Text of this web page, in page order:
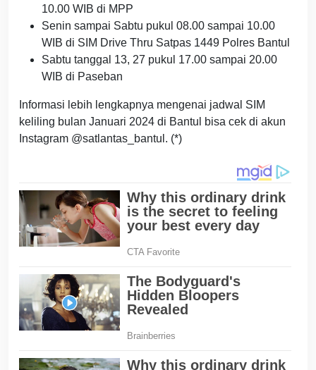
10.00 WIB di MPP
Senin sampai Sabtu pukul 08.00 sampai 10.00
WIB di SIM Drive Thru Satpas 1449 Polres Bantul
Sabtu tanggal 13, 27 pukul 17.00 sampai 20.00
WIB di Paseban
Informasi lebih lengkapnya mengenai jadwal SIM
keliling bulan Januari 2024 di Bantul bisa cek di akun
Instagram @satlantas_bantul. (*)